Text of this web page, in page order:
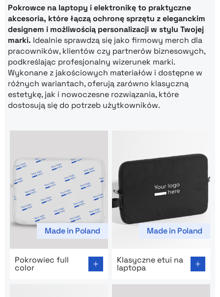
Pokrowce na laptopy i elektronikę to praktyczne
akcesoria, które łączą ochronę sprzętu z eleganckim
designem i możliwością personalizacji w stylu Twojej
marki. Idealnie sprawdzą się jako firmowy merch dla
pracowników, klientów czy partnerów biznesowych,
podkreślając profesjonalny wizerunek marki.
Wykonane z jakościowych materiałów i dostępne w
różnych wariantach, oferują zarówno klasyczną
estetykę, jak i nowoczesne rozwiązania, które
dostosują się do potrzeb użytkowników.
Made in Poland
Pokrowiec full
color
Made in Poland
Klasyczne etui na
laptopa